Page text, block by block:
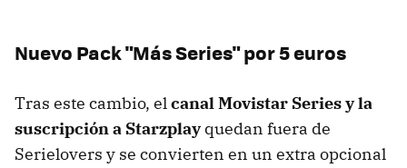
Nuevo Pack "Más Series" por 5 euros
Tras este cambio, elcanal Movistar Series y la
suscripción a Starzplayquedan fuera de
Serielovers y se convierten en un extra opcional